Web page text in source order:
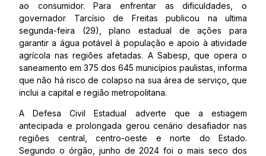
ao consumidor. Para enfrentar as dificuldades, o
governador Tarcísio de Freitas publicou na ultima
segunda-feira (29), plano estadual de ações para
garantir a água potável à população e apoio à atividade
agrícola nas regiões afetadas. A Sabesp, que opera o
saneamento em 375 dos 645 municípios paulistas, informa
que não há risco de colapso na sua área de serviço, que
inclui a capital e região metropolitana.
A Defesa Civil Estadual adverte que a estiagem
antecipada e prolongada gerou cenário desafiador nas
regiões central, centro-oeste e norte do Estado.
Segundo o órgão, junho de 2024 foi o mais seco dos